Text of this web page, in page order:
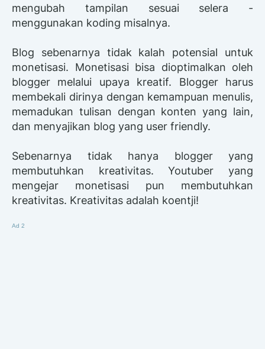
mengubah tampilan sesuai selera -
menggunakan koding misalnya.
Blog sebenarnya tidak kalah potensial untuk
monetisasi. Monetisasi bisa dioptimalkan oleh
blogger melalui upaya kreatif. Blogger harus
membekali dirinya dengan kemampuan menulis,
memadukan tulisan dengan konten yang lain,
dan menyajikan blog yang user friendly.
Sebenarnya tidak hanya blogger yang
membutuhkan kreativitas. Youtuber yang
mengejar monetisasi pun membutuhkan
kreativitas. Kreativitas adalah koentji!
Ad 2